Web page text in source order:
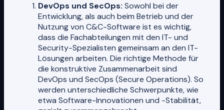
DevOps und SecOps: Sowohl bei der
Entwicklung, als auch beim Betrieb und der
Nutzung von C&C-Software ist es wichtig,
dass die Fachabteilungen mit den IT- und
Security-Spezialisten gemeinsam an den IT-
Lösungen arbeiten. Die richtige Methode für
die konstruktive Zusammenarbeit sind
DevOps und SecOps (Secure Operations). So
werden unterschiedliche Schwerpunkte, wie
etwa Software-Innovationen und -Stabilität,